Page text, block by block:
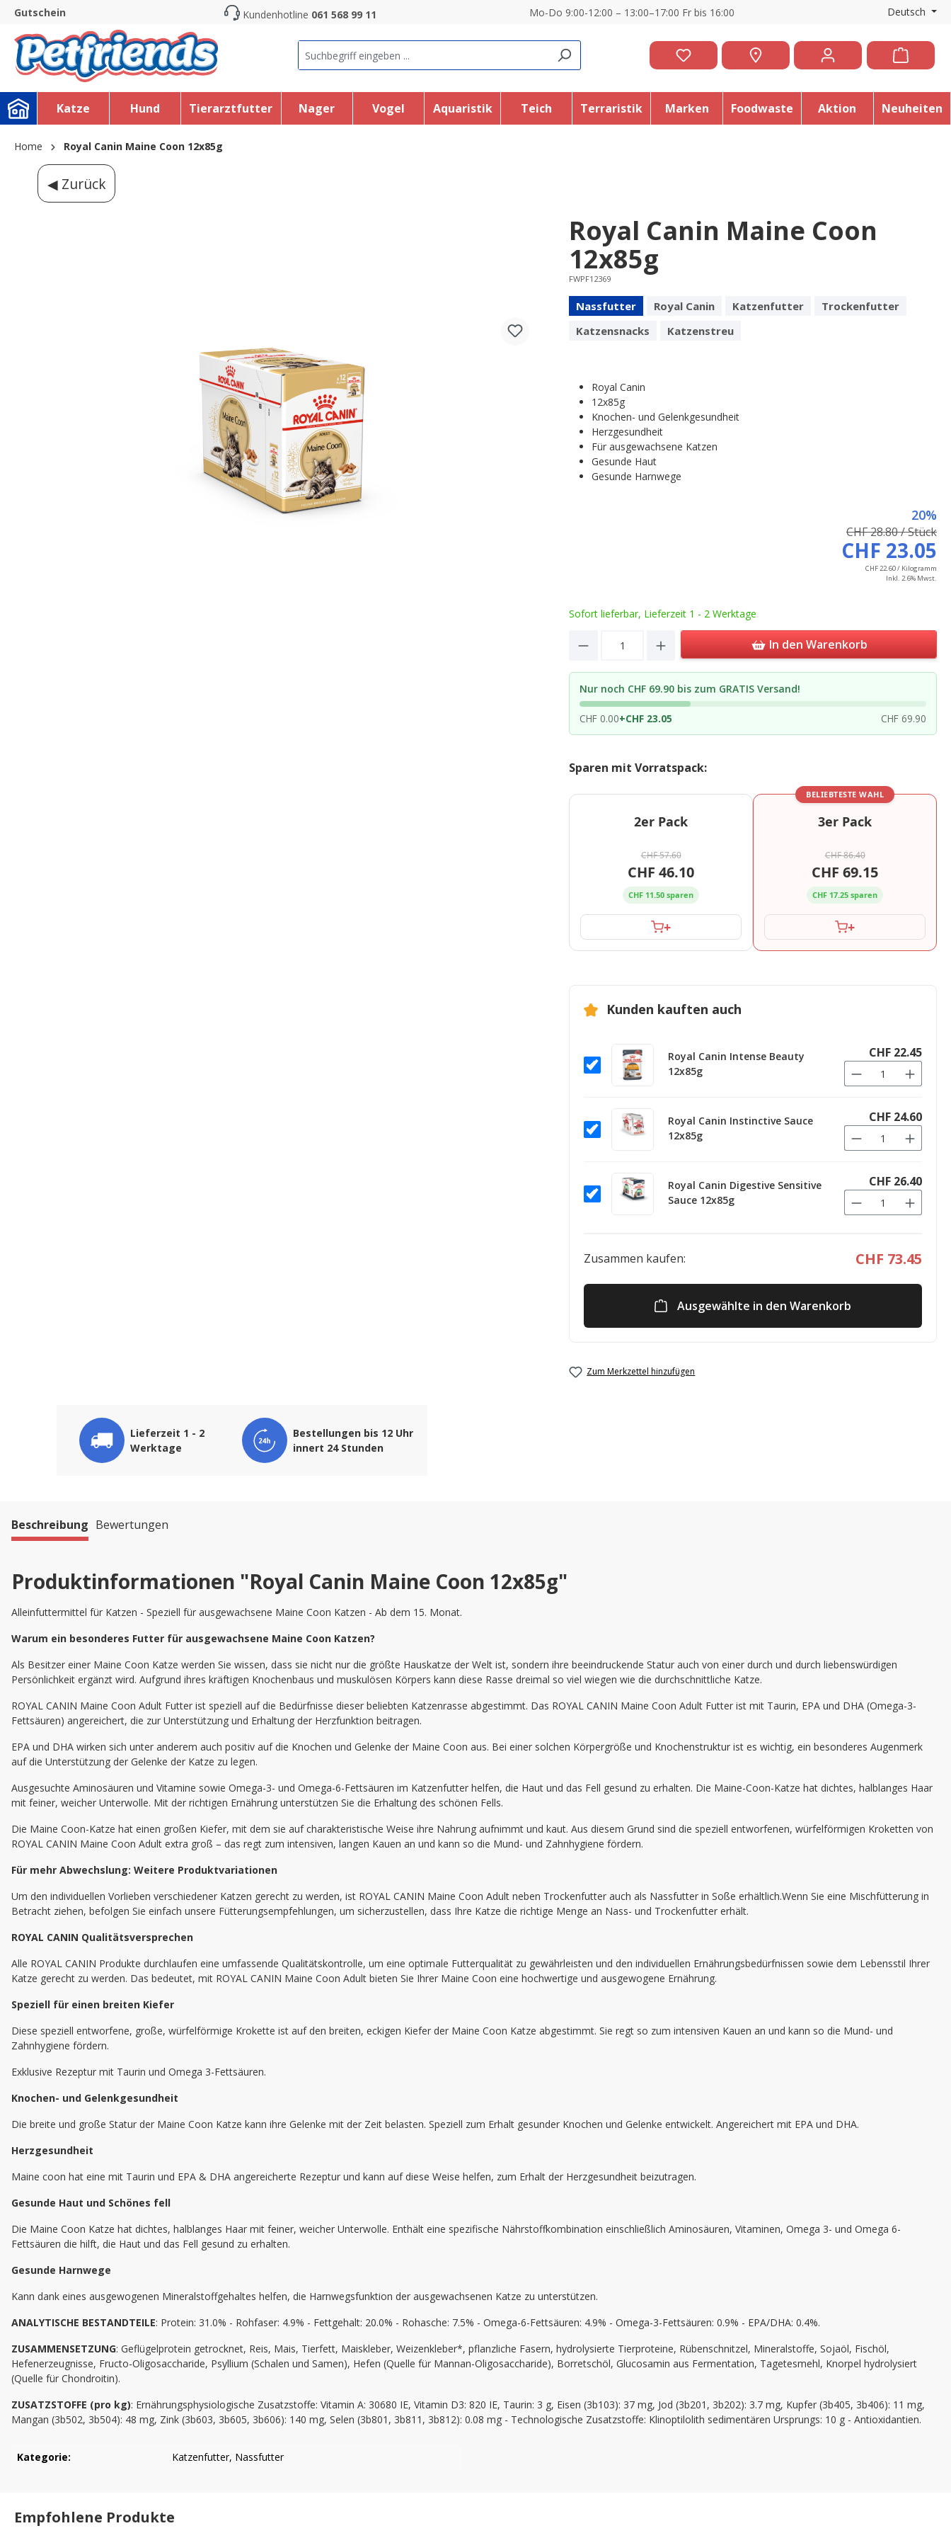
Skip to main navigation
Gutschein Kundenhotline 061 568 99 11 Mo-Do 9:00-12:00 – 13:00–17:00 Fr bis 16:00 Deutsch
Katze Hund Tierarztfutter Nager Vogel Aquaristik Teich Terraristik Marken Foodwaste Aktion Neuheiten
Home Royal Canin Maine Coon 12x85g
◀ Zurück
Royal Canin Maine Coon
12x85g
FWPF12369
Nassfutter Royal Canin Katzenfutter
Trockenfutter
Katzensnacks
Katzenstreu
Royal Canin
12x85g
Knochen- und Gelenkgesundheit
Herzgesundheit
Für ausgewachsene Katzen
Gesunde Haut
Gesunde Harnwege
20%
CHF 28.80 / Stück
CHF 23.05
CHF 22.60 / Kilogramm
Inkl. 2.6% Mwst.
Sofort lieferbar, Lieferzeit 1 - 2 Werktage
Product Quantity: Enter the desired amount
In den Warenkorb
Nur noch CHF 69.90 bis zum GRATIS Versand!
CHF 0.00+CHF 23.05 CHF 69.90
Sparen mit Vorratspack:
2er Pack
CHF 57.60
CHF 46.10
CHF 11.50 sparen
+
BELIEBTESTE WAHL
3er Pack
CHF 86.40
CHF 69.15
CHF 17.25 sparen
+
Kunden kauften auch
Royal Canin Intense Beauty
12x85g
CHF 22.45
Royal Canin Instinctive Sauce
12x85g
CHF 24.60
Royal Canin Digestive Sensitive
Sauce 12x85g
CHF 26.40
Zusammen kaufen: CHF 73.45
Ausgewählte in den Warenkorb
Zum Merkzettel hinzufügen
Lieferzeit 1 - 2
Werktage
Bestellungen bis 12 Uhr
innert 24 Stunden
Beschreibung Bewertungen
Produktinformationen "Royal Canin Maine Coon 12x85g"
Alleinfuttermittel für Katzen - Speziell für ausgewachsene Maine Coon Katzen - Ab dem 15. Monat.
Warum ein besonderes Futter für ausgewachsene Maine Coon Katzen?
Als Besitzer einer Maine Coon Katze werden Sie wissen, dass sie nicht nur die größte Hauskatze der Welt ist, sondern ihre beeindruckende Statur auch von einer durch und durch liebenswürdigen
Persönlichkeit ergänzt wird. Aufgrund ihres kräftigen Knochenbaus und muskulösen Körpers kann diese Rasse dreimal so viel wiegen wie die durchschnittliche Katze.
ROYAL CANIN Maine Coon Adult Futter ist speziell auf die Bedürfnisse dieser beliebten Katzenrasse abgestimmt. Das ROYAL CANIN Maine Coon Adult Futter ist mit Taurin, EPA und DHA (Omega-3-
Fettsäuren) angereichert, die zur Unterstützung und Erhaltung der Herzfunktion beitragen.
EPA und DHA wirken sich unter anderem auch positiv auf die Knochen und Gelenke der Maine Coon aus. Bei einer solchen Körpergröße und Knochenstruktur ist es wichtig, ein besonderes Augenmerk
auf die Unterstützung der Gelenke der Katze zu legen.
Ausgesuchte Aminosäuren und Vitamine sowie Omega-3- und Omega-6-Fettsäuren im Katzenfutter helfen, die Haut und das Fell gesund zu erhalten. Die Maine-Coon-Katze hat dichtes, halblanges Haar
mit feiner, weicher Unterwolle. Mit der richtigen Ernährung unterstützen Sie die Erhaltung des schönen Fells.
Die Maine Coon-Katze hat einen großen Kiefer, mit dem sie auf charakteristische Weise ihre Nahrung aufnimmt und kaut. Aus diesem Grund sind die speziell entworfenen, würfelförmigen Kroketten von
ROYAL CANIN Maine Coon Adult extra groß – das regt zum intensiven, langen Kauen an und kann so die Mund- und Zahnhygiene fördern.
Für mehr Abwechslung: Weitere Produktvariationen
Um den individuellen Vorlieben verschiedener Katzen gerecht zu werden, ist ROYAL CANIN Maine Coon Adult neben Trockenfutter auch als Nassfutter in Soße erhältlich.Wenn Sie eine Mischfütterung in
Betracht ziehen, befolgen Sie einfach unsere Fütterungsempfehlungen, um sicherzustellen, dass Ihre Katze die richtige Menge an Nass- und Trockenfutter erhält.
ROYAL CANIN Qualitätsversprechen
Alle ROYAL CANIN Produkte durchlaufen eine umfassende Qualitätskontrolle, um eine optimale Futterqualität zu gewährleisten und den individuellen Ernährungsbedürfnissen sowie dem Lebensstil Ihrer
Katze gerecht zu werden. Das bedeutet, mit ROYAL CANIN Maine Coon Adult bieten Sie Ihrer Maine Coon eine hochwertige und ausgewogene Ernährung.
Speziell für einen breiten Kiefer
Diese speziell entworfene, große, würfelförmige Krokette ist auf den breiten, eckigen Kiefer der Maine Coon Katze abgestimmt. Sie regt so zum intensiven Kauen an und kann so die Mund- und
Zahnhygiene fördern.
Exklusive Rezeptur mit Taurin und Omega 3-Fettsäuren.
Knochen- und Gelenkgesundheit
Die breite und große Statur der Maine Coon Katze kann ihre Gelenke mit der Zeit belasten. Speziell zum Erhalt gesunder Knochen und Gelenke entwickelt. Angereichert mit EPA und DHA.
Herzgesundheit
Maine coon hat eine mit Taurin und EPA & DHA angereicherte Rezeptur und kann auf diese Weise helfen, zum Erhalt der Herzgesundheit beizutragen.
Gesunde Haut und Schönes fell
Die Maine Coon Katze hat dichtes, halblanges Haar mit feiner, weicher Unterwolle. Enthält eine spezifische Nährstoffkombination einschließlich Aminosäuren, Vitaminen, Omega 3- und Omega 6-
Fettsäuren die hilft, die Haut und das Fell gesund zu erhalten.
Gesunde Harnwege
Kann dank eines ausgewogenen Mineralstoffgehaltes helfen, die Harnwegsfunktion der ausgewachsenen Katze zu unterstützen.
ANALYTISCHE BESTANDTEILE: Protein: 31.0% - Rohfaser: 4.9% - Fettgehalt: 20.0% - Rohasche: 7.5% - Omega-6-Fettsäuren: 4.9% - Omega-3-Fettsäuren: 0.9% - EPA/DHA: 0.4%.
ZUSAMMENSETZUNG: Geflügelprotein getrocknet, Reis, Mais, Tierfett, Maiskleber, Weizenkleber*, pflanzliche Fasern, hydrolysierte Tierproteine, Rübenschnitzel, Mineralstoffe, Sojaöl, Fischöl,
Hefenerzeugnisse, Fructo-Oligosaccharide, Psyllium (Schalen und Samen), Hefen (Quelle für Mannan-Oligosaccharide), Borretschöl, Glucosamin aus Fermentation, Tagetesmehl, Knorpel hydrolysiert
(Quelle für Chondroitin).
ZUSATZSTOFFE (pro kg): Ernährungsphysiologische Zusatzstoffe: Vitamin A: 30680 IE, Vitamin D3: 820 IE, Taurin: 3 g, Eisen (3b103): 37 mg, Jod (3b201, 3b202): 3.7 mg, Kupfer (3b405, 3b406): 11 mg,
Mangan (3b502, 3b504): 48 mg, Zink (3b603, 3b605, 3b606): 140 mg, Selen (3b801, 3b811, 3b812): 0.08 mg - Technologische Zusatzstoffe: Klinoptilolith sedimentären Ursprungs: 10 g - Antioxidantien.
Kategorie: Katzenfutter, Nassfutter
Empfohlene Produkte